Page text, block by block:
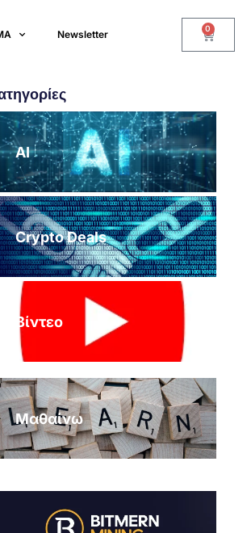
Newsletter 0
AI
Crypto Deals
Βίντεο
Μαθαίνω